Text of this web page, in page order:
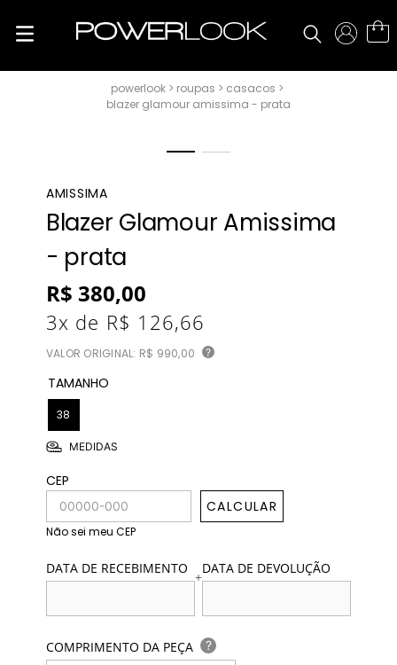
roupas
casacos
blazer glamour amissima - prata
AMISSIMA
Blazer Glamour Amissima
- prata
R$ 380,00
3x de R$ 126,66
VALOR ORIGINAL: R$ 990,00 ?
TAMANHO
38
MEDIDAS
CEP
CALCULAR
Não sei meu CEP
DATA DE RECEBIMENTO +DATA DE DEVOLUÇÃO
COMPRIMENTO DA PEÇA ?